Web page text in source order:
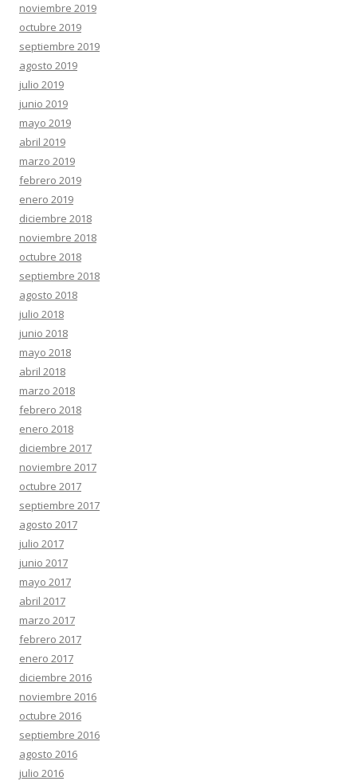
noviembre 2019
octubre 2019
septiembre 2019
agosto 2019
julio 2019
junio 2019
mayo 2019
abril 2019
marzo 2019
febrero 2019
enero 2019
diciembre 2018
noviembre 2018
octubre 2018
septiembre 2018
agosto 2018
julio 2018
junio 2018
mayo 2018
abril 2018
marzo 2018
febrero 2018
enero 2018
diciembre 2017
noviembre 2017
octubre 2017
septiembre 2017
agosto 2017
julio 2017
junio 2017
mayo 2017
abril 2017
marzo 2017
febrero 2017
enero 2017
diciembre 2016
noviembre 2016
octubre 2016
septiembre 2016
agosto 2016
julio 2016